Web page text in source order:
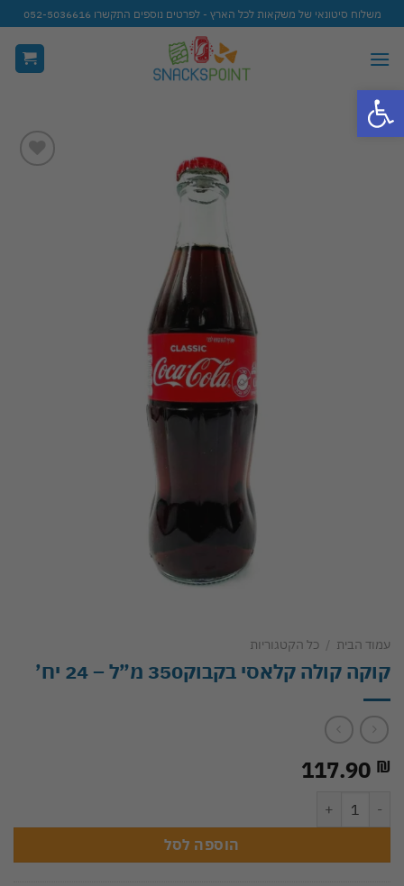
Skip
to
content
משלוח סיטונאי של משקאות לכל הארץ - לפרטים נוספים התקשרו 052-5036616
עמוד הבית / כל הקטגוריות
קוקה קולה קלאסי בקבוק350 מ”ל – 24 יח’
117.90 ₪
הוספה לסל
פתח סרגל נגישות